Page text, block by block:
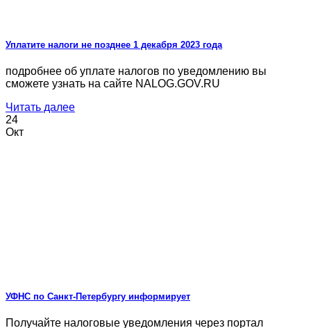
Уплатите налоги не позднее 1 декабря 2023 года
подробнее об уплате налогов по уведомлению вы
сможете узнать на сайте NALOG.GOV.RU
Читать далее
24
Окт
УФНС по Санкт-Петербургу информирует
Получайте налоговые уведомления через портал